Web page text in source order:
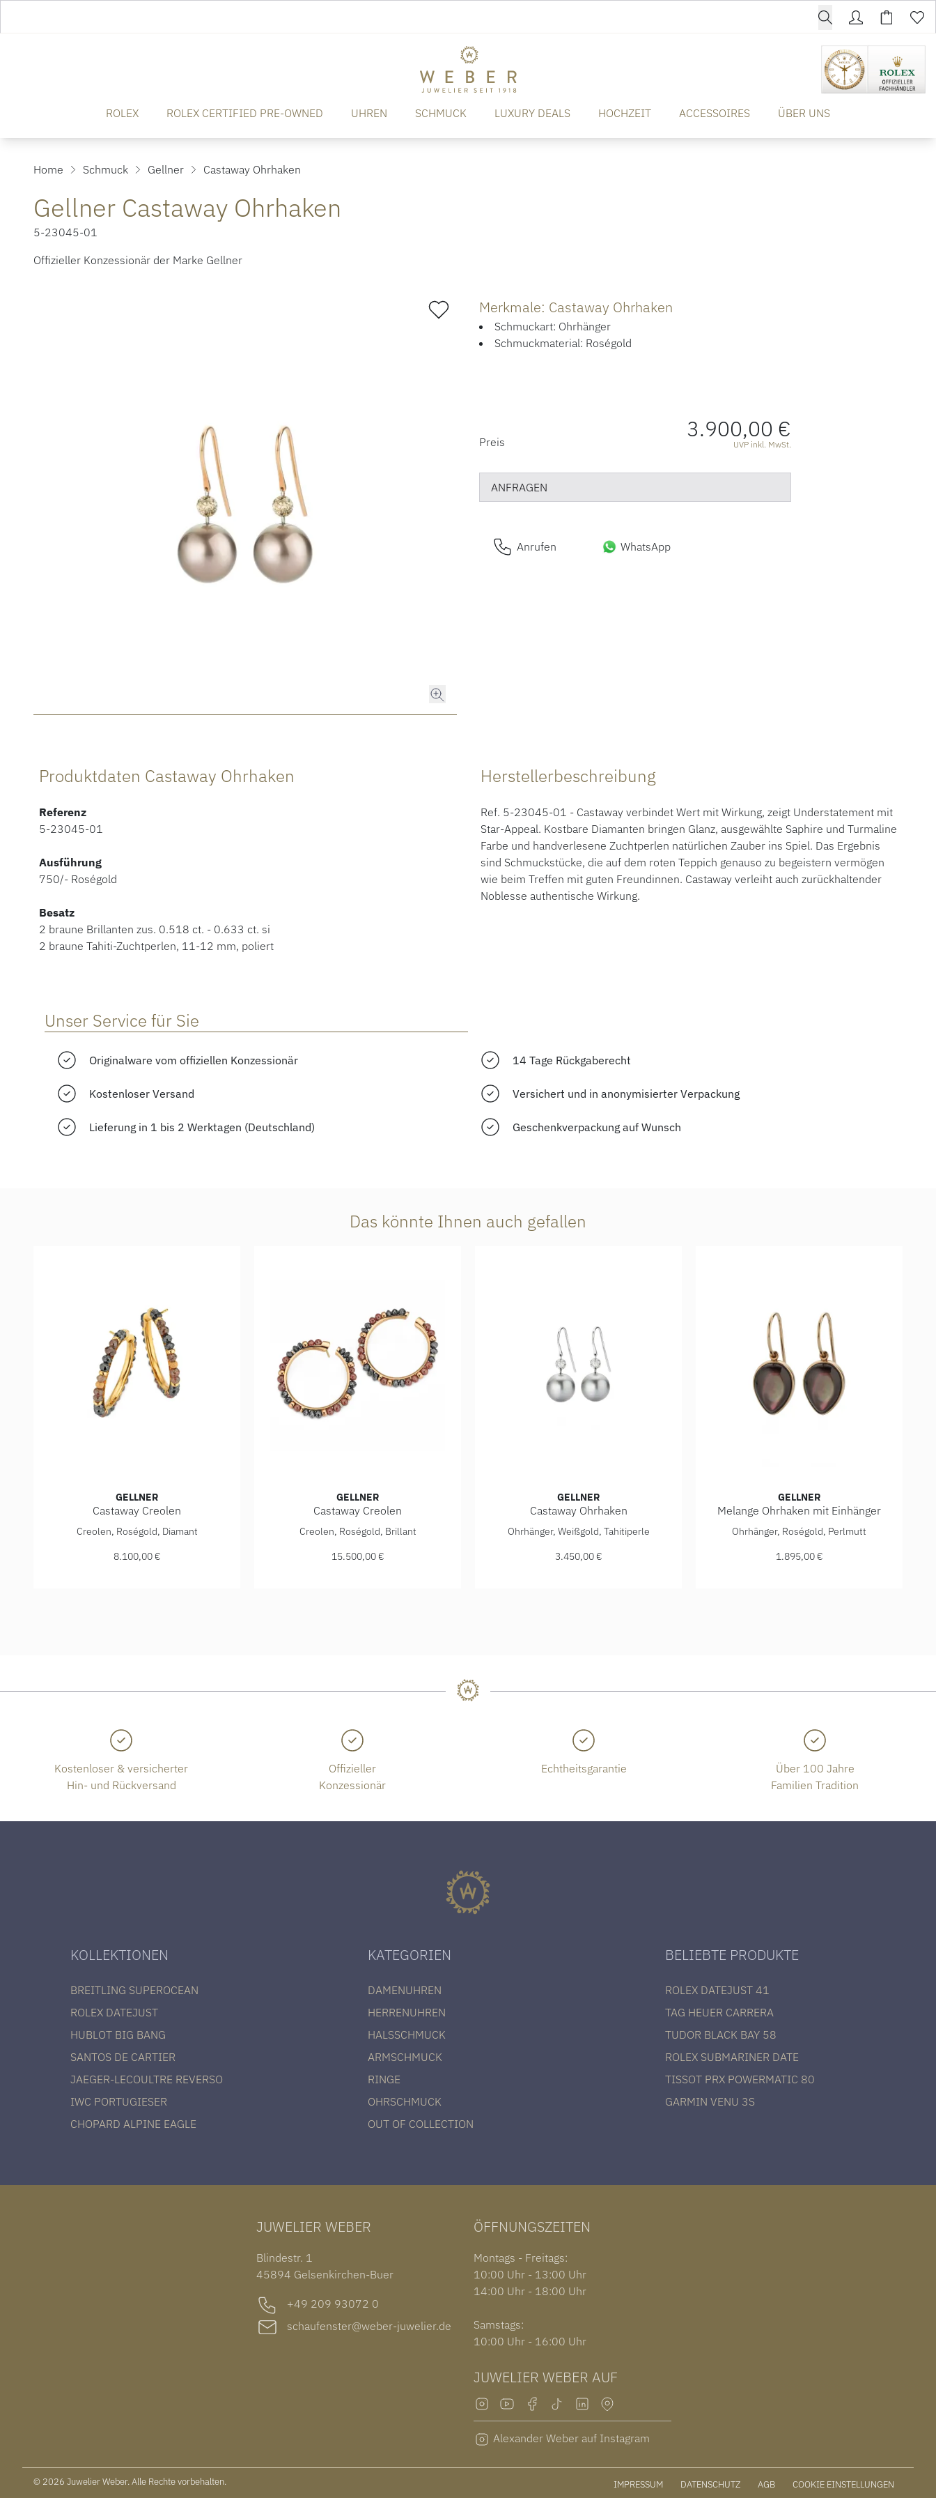
ROLEX ROLEX CERTIFIED PRE-OWNED UHREN SCHMUCK LUXURY DEALS HOCHZEIT ACCESSOIRES ÜBER UNS
Home Schmuck Gellner Castaway Ohrhaken
Gellner Castaway Ohrhaken
5-23045-01
Offizieller Konzessionär der Marke Gellner
Merkmale: Castaway Ohrhaken
Schmuckart: Ohrhänger
Schmuckmaterial: Roségold
PREISINFORMATIONEN
Preis 3.900,00 €
UVP inkl. MwSt.
ANFRAGEN
Anrufen WhatsApp
Produktdaten Castaway Ohrhaken
Referenz
5-23045-01
Ausführung
750/- Roségold
Besatz
2 braune Brillanten zus. 0.518 ct. - 0.633 ct. si
2 braune Tahiti-Zuchtperlen, 11-12 mm, poliert
Herstellerbeschreibung
Ref. 5-23045-01 - Castaway verbindet Wert mit Wirkung, zeigt Understatement mit
Star-Appeal. Kostbare Diamanten bringen Glanz, ausgewählte Saphire und Turmaline
Farbe und handverlesene Zuchtperlen natürlichen Zauber ins Spiel. Das Ergebnis
sind Schmuckstücke, die auf dem roten Teppich genauso zu begeistern vermögen
wie beim Treffen mit guten Freundinnen. Castaway verleiht auch zurückhaltender
Noblesse authentische Wirkung.
Unser Service für Sie
Originalware vom offiziellen Konzessionär 14 Tage Rückgaberecht
Kostenloser Versand Versichert und in anonymisierter Verpackung
Lieferung in 1 bis 2 Werktagen (Deutschland) Geschenkverpackung auf Wunsch
Das könnte Ihnen auch gefallen
GELLNER
Castaway Creolen
Gellner Castaway Creolen, Ref: 5-24132-02, Preis: 8.100,00 €
Creolen, Roségold, Diamant
8.100,00 €
GELLNER
Castaway Creolen
Gellner Castaway Creolen, Ref: 5-23760-01, Preis: 15.500,00 €
Creolen, Roségold, Brillant
15.500,00 €
GELLNER
Castaway Ohrhaken
Gellner Castaway Ohrhaken, Ref: 5-23045-03, Preis: 3.450,00 €
Ohrhänger, Weißgold, Tahitiperle
3.450,00 €
GELLNER
Melange Ohrhaken mit Einhänger
Gellner Melange Ohrhaken mit Einhänger,
Ohrhänger, Roségold, Perlmutt
1.895,00 €
Kostenloser & versicherter
Hin- und Rückversand
Offizieller
Konzessionär
Echtheitsgarantie
Über 100 Jahre
Familien Tradition
KOLLEKTIONEN
BREITLING SUPEROCEAN
ROLEX DATEJUST
HUBLOT BIG BANG
SANTOS DE CARTIER
JAEGER-LECOULTRE REVERSO
IWC PORTUGIESER
CHOPARD ALPINE EAGLE
KATEGORIEN
DAMENUHREN
HERRENUHREN
HALSSCHMUCK
ARMSCHMUCK
RINGE
OHRSCHMUCK
OUT OF COLLECTION
BELIEBTE PRODUKTE
ROLEX DATEJUST 41
TAG HEUER CARRERA
TUDOR BLACK BAY 58
ROLEX SUBMARINER DATE
TISSOT PRX POWERMATIC 80
GARMIN VENU 3S
JUWELIER WEBER
Blindestr. 1
45894 Gelsenkirchen-Buer
+49 209 93072 0
schaufenster@weber-juwelier.de
ÖFFNUNGSZEITEN
Montags - Freitags:
10:00 Uhr - 13:00 Uhr
14:00 Uhr - 18:00 Uhr
Samstags:
10:00 Uhr - 16:00 Uhr
JUWELIER WEBER AUF
Alexander Weber auf Instagram
© 2026 Juwelier Weber. Alle Rechte vorbehalten. IMPRESSUM DATENSCHUTZ AGB COOKIE EINSTELLUNGEN